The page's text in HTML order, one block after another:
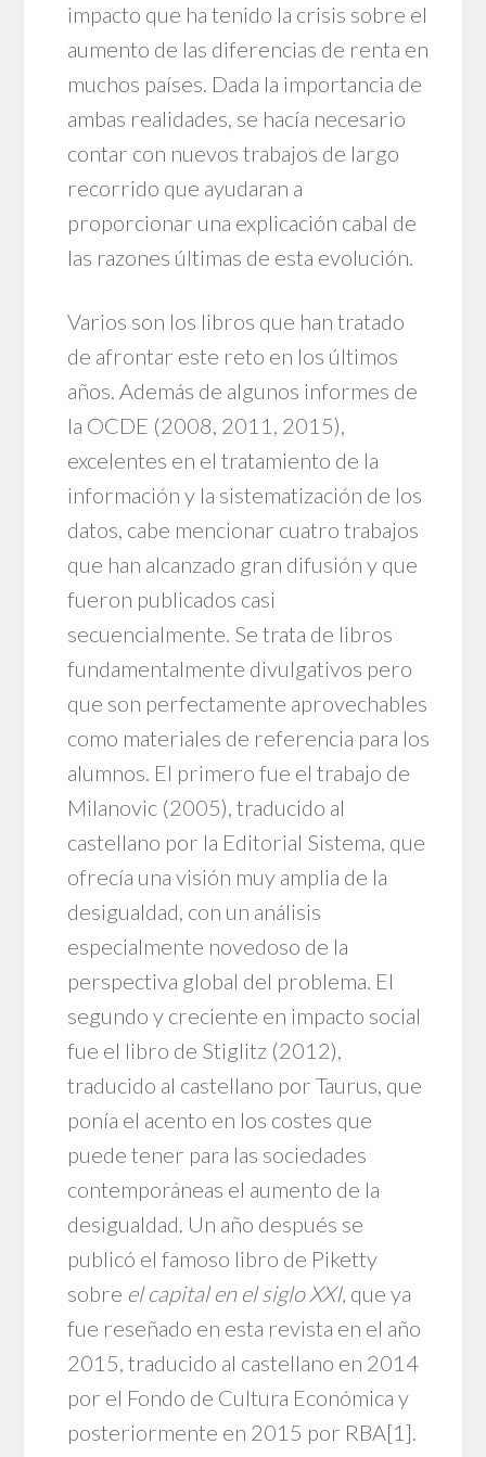
impacto que ha tenido la crisis sobre el
aumento de las diferencias de renta en
muchos países. Dada la importancia de
ambas realidades, se hacía necesario
contar con nuevos trabajos de largo
recorrido que ayudaran a
proporcionar una explicación cabal de
las razones últimas de esta evolución.
Varios son los libros que han tratado
de afrontar este reto en los últimos
años. Además de algunos informes de
la OCDE (2008, 2011, 2015),
excelentes en el tratamiento de la
información y la sistematización de los
datos, cabe mencionar cuatro trabajos
que han alcanzado gran difusión y que
fueron publicados casi
secuencialmente. Se trata de libros
fundamentalmente divulgativos pero
que son perfectamente aprovechables
como materiales de referencia para los
alumnos. El primero fue el trabajo de
Milanovic (2005), traducido al
castellano por la Editorial Sistema, que
ofrecía una visión muy amplia de la
desigualdad, con un análisis
especialmente novedoso de la
perspectiva global del problema. El
segundo y creciente en impacto social
fue el libro de Stiglitz (2012),
traducido al castellano por Taurus, que
ponía el acento en los costes que
puede tener para las sociedades
contemporáneas el aumento de la
desigualdad. Un año después se
publicó el famoso libro de Piketty
sobre el capital en el siglo XXI, que ya
fue reseñado en esta revista en el año
2015, traducido al castellano en 2014
por el Fondo de Cultura Económica y
posteriormente en 2015 por RBA[1].